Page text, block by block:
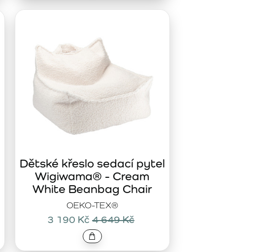
OEKO-TEX®
Dětské křeslo sedací pytel
Wigiwama® - Cream
White Beanbag Chair
3 190 Kč 4 649 Kč